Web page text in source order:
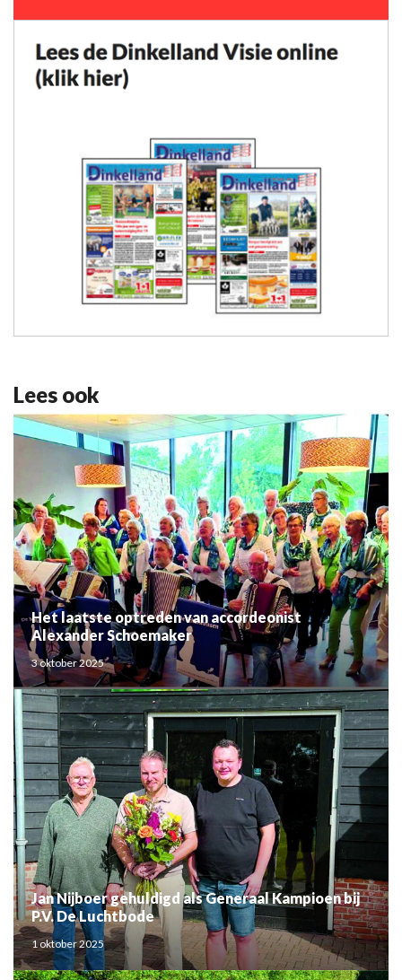
Lees ook
Het laatste optreden van accordeonist
Alexander Schoemaker
3 oktober 2025
Jan Nijboer gehuldigd als Generaal Kampioen bij
P.V. De Luchtbode
1 oktober 2025